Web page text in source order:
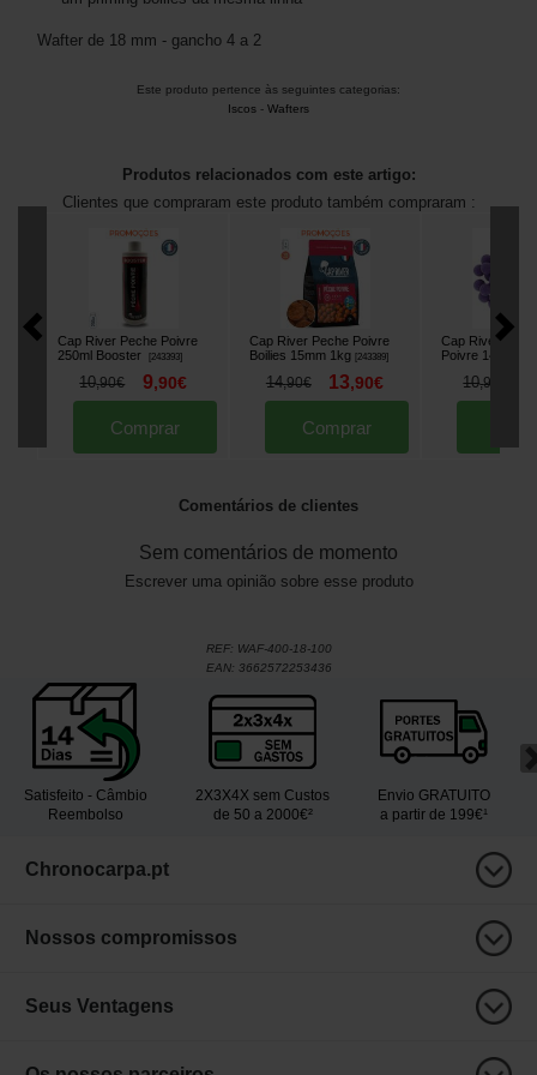
Wafter de 18 mm - gancho 4 a 2
Este produto pertence às seguintes categorias:
Iscos - Wafters
Produtos relacionados com este artigo:
Clientes que compraram este produto também compraram :
Cap River Peche Poivre
250ml Booster
[243393]
10,90€ 9,90€
Comprar
Cap River Peche Poivre
Boilies 15mm 1kg [243389]
14,90€ 13,90€
Comprar
Cap River Pop
Poivre 14mm
10,90
Comentários de clientes
Sem comentários de momento
Escrever uma opinião sobre esse produto
REF: WAF-400-18-100
EAN: 3662572253436
Satisfeito - Câmbio
Reembolso
2X3X4X sem Custos
de 50 a 2000€²
Envio GRATUITO
a partir de 199€¹
Chronocarpa.pt
Nossos compromissos
Seus Ventagens